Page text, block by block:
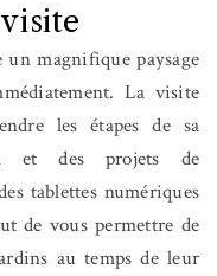
magnifique paysage
La visite
les étapes de sa
et des projets de
tablettes numériques
de vous permettre de
au temps de leur